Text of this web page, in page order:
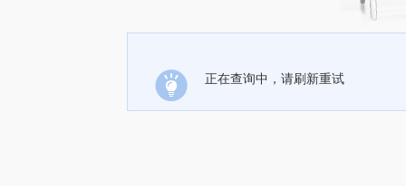
正在查询中，请刷新重试